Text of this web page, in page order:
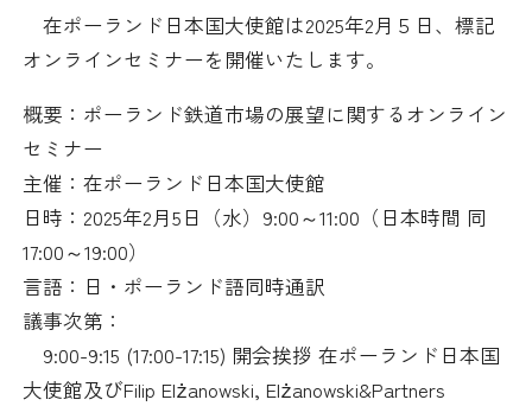
ビジネス交流
海外ビジネス・貿易証明
情報提供・広報
調査・研究
組織概要
役員紹介
日商のあゆみ
日商創立100周年宣言
在ポーランド日本国大使館は2025年2月５日、標記
オンラインセミナーを開催いたします。
概要：ポーランド鉄道市場の展望に関するオンライン
セミナー
主催：在ポーランド日本国大使館
日時： 2025年2月5日（水） 9:00～11:00 （日本時間 同
17:00～19:00）
言語：日・ポーランド語同時通訳
議事次第：
9:00-9:15 (17:00-17:15) 開会挨拶 在ポーランド日本国
大使館及びFilip Elżanowski, Elżanowski&Partners